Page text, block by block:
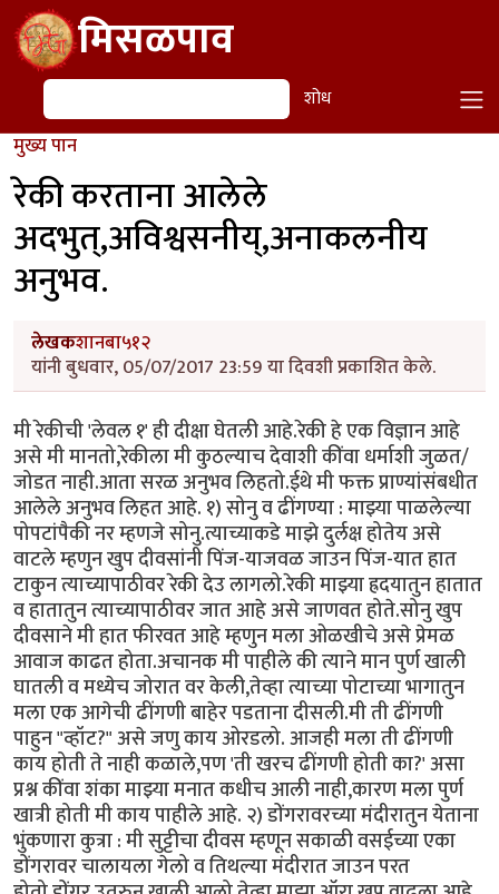
Skip to main contentमिसळपाव
शोध शोध
मुख्य पान
रेकी करताना आलेले
अदभुत्,अविश्वसनीय्,अनाकलनीय
अनुभव.
लेखकशानबा५१२
यांनी बुधवार, 05/07/2017 23:59 या दिवशी प्रकाशित केले.
मी रेकीची 'लेवल १' ही दीक्षा घेतली आहे.रेकी हे एक विज्ञान आहे
असे मी मानतो,रेकीला मी कुठल्याच देवाशी कींवा धर्माशी जुळत/
जोडत नाही.आता सरळ अनुभव लिहतो.ईथे मी फक्त प्राण्यांसंबधीत
आलेले अनुभव लिहत आहे. १) सोनु व ढींगण्या : माझ्या पाळलेल्या
पोपटांपैकी नर म्हणजे सोनु.त्याच्याकडे माझे दुर्लक्ष होतेय असे
वाटले म्हणुन खुप दीवसांनी पिंज-याजवळ जाउन पिंज-यात हात
टाकुन त्याच्यापाठीवर रेकी देउ लागलो.रेकी माझ्या ह्रदयातुन हातात
व हातातुन त्याच्यापाठीवर जात आहे असे जाणवत होते.सोनु खुप
दीवसाने मी हात फीरवत आहे म्हणुन मला ओळखीचे असे प्रेमळ
आवाज काढत होता.अचानक मी पाहीले की त्याने मान पुर्ण खाली
घातली व मध्येच जोरात वर केली,तेव्हा त्याच्या पोटाच्या भागातुन
मला एक आगेची ढींगणी बाहेर पडताना दीसली.मी ती ढींगणी
पाहुन "व्हॉट?" असे जणु काय ओरडलो. आजही मला ती ढींगणी
काय होती ते नाही कळाले,पण 'ती खरच ढींगणी होती का?' असा
प्रश्न कींवा शंका माझ्या मनात कधीच आली नाही,कारण मला पुर्ण
खात्री होती मी काय पाहीले आहे. २) डोंगरावरच्या मंदीरातुन येताना
भुंकणारा कुत्रा : मी सुट्टीचा दीवस म्हणून सकाळी वसईच्या एका
डोंगरावर चालायला गेलो व तिथल्या मंदीरात जाउन परत